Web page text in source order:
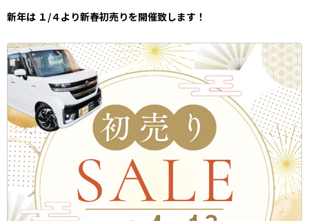
新年は １/４より新春初売りを開催致します！